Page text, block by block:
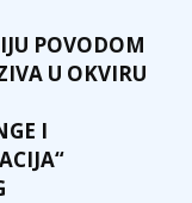
POVODOM
U OKVIRU
I